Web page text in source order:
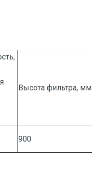
Высота фильтра, мм
900